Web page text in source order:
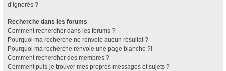
d’ignorés ?
Recherche dans les forums
Comment rechercher dans les forums ?
Pourquoi ma recherche ne renvoie aucun résultat ?
Pourquoi ma recherche renvoie une page blanche ?!
Comment rechercher des membres ?
Comment puis-je trouver mes propres messages et sujets ?